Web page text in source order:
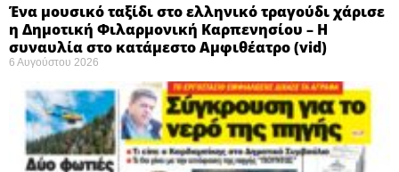
Ένα μουσικό ταξίδι στο ελληνικό τραγούδι χάρισε
η Δημοτική Φιλαρμονική Καρπενησίου – Η
συναυλία στο κατάμεστο Αμφιθέατρο (vid)
6 Αυγούστου 2026